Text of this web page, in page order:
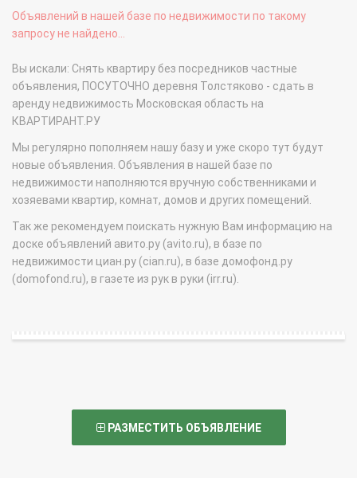
Объявлений в нашей базе по недвижимости по такому
запросу не найдено...
Вы искали: Снять квартиру без посредников частные
объявления, ПОСУТОЧНО деревня Толстяково - сдать в
аренду недвижимость Московская область на
КВАРТИРАНТ.РУ
Мы регулярно пополняем нашу базу и уже скоро тут будут
новые объявления. Объявления в нашей базе по
недвижимости наполняются вручную собственниками и
хозяевами квартир, комнат, домов и других помещений.
Так же рекомендуем поискать нужную Вам информацию на
доске объявлений авито.ру (avito.ru), в базе по
недвижимости циан.ру (cian.ru), в базе домофонд.ру
(domofond.ru), в газете из рук в руки (irr.ru).
РАЗМЕСТИТЬ ОБЪЯВЛЕНИЕ